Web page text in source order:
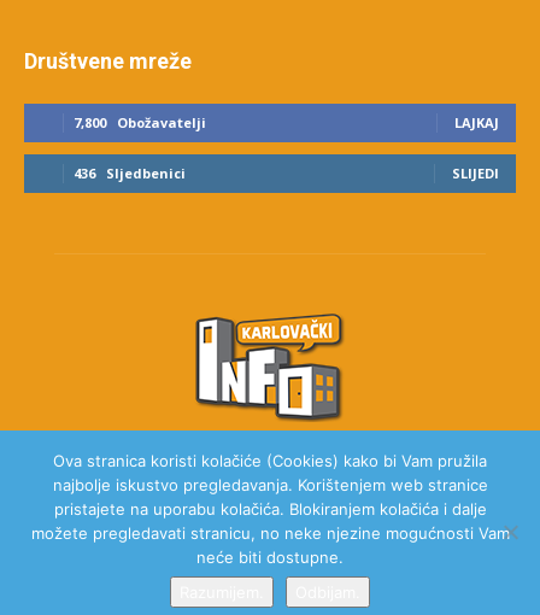
Društvene mreže
7,800 Obožavatelji LAJKAJ
436 Sljedbenici SLIJEDI
O NAMA
© 2020 Karlovački Info, Sva prava pridržana.
Ova stranica koristi kolačiće (Cookies) kako bi Vam pružila
najbolje iskustvo pregledavanja. Korištenjem web stranice
pristajete na uporabu kolačića. Blokiranjem kolačića i dalje
možete pregledavati stranicu, no neke njezine mogućnosti Vam
neće biti dostupne.